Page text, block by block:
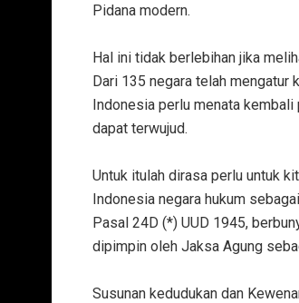
Pidana modern.
‎Hal ini tidak berlebihan jika
‎Dari 135 negara telah mengatur
Indonesia perlu menata
dapat terwujud.
‎Untuk itulah dirasa perlu untuk
Indonesia negara hukum
‎Pasal 24D (*) UUD 1945,
dipimpin oleh Jaksa Agung
‎Susunan kedudukan dan